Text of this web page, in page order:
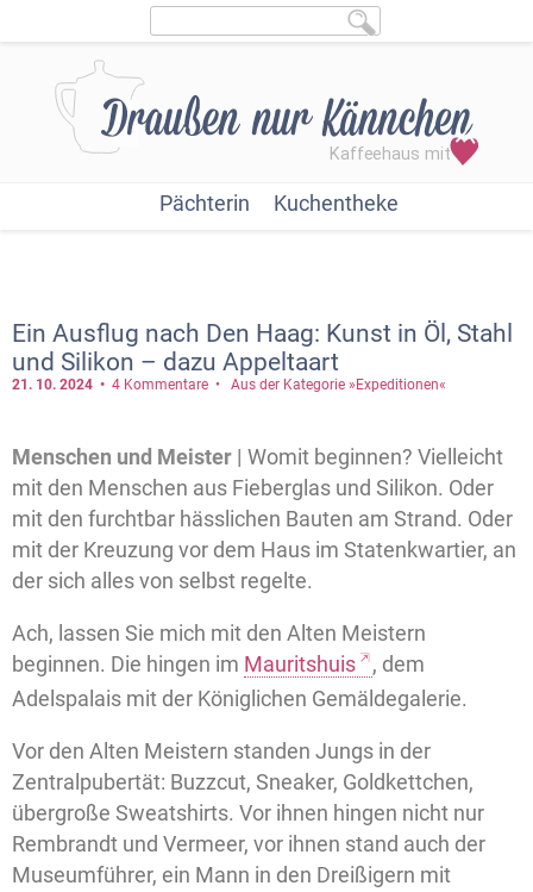
Pächterin Kuchentheke
Ein Ausflug nach Den Haag: Kunst in Öl, Stahl
und Silikon – dazu Appeltaart
21. 10. 2024 4 Kommentare Aus der Kategorie »Expeditionen«
Menschen und Meister | Womit beginnen? Vielleicht
mit den Menschen aus Fieberglas und Silikon. Oder
mit den furchtbar hässlichen Bauten am Strand. Oder
mit der Kreuzung vor dem Haus im Statenkwartier, an
der sich alles von selbst regelte.
Ach, lassen Sie mich mit den Alten Meistern
beginnen. Die hingen im Mauritshuis
, dem
Adelspalais mit der Königlichen Gemäldegalerie.
Vor den Alten Meistern standen Jungs in der
Zentralpubertät: Buzzcut, Sneaker, Goldkettchen,
übergroße Sweatshirts. Vor ihnen hingen nicht nur
Rembrandt und Vermeer, vor ihnen stand auch der
Museumführer, ein Mann in den Dreißigern mit